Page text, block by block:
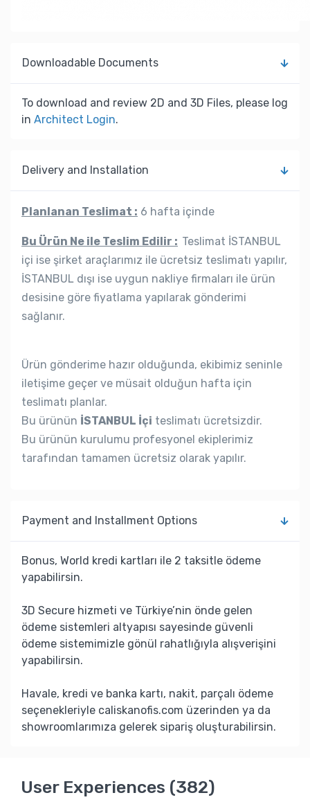
Downloadable Documents
To download and review 2D and 3D Files, please log
in Architect Login.
Delivery and Installation
Planlanan Teslimat : 6 hafta içinde
Bu Ürün Ne ile Teslim Edilir : Teslimat İSTANBUL
içi ise şirket araçlarımız ile ücretsiz teslimatı yapılır,
İSTANBUL dışı ise uygun nakliye firmaları ile ürün
desisine göre fiyatlama yapılarak gönderimi
sağlanır.
Ürün gönderime hazır olduğunda, ekibimiz seninle
iletişime geçer ve müsait olduğun hafta için
teslimatı planlar.
Bu ürünün İSTANBUL İçi teslimatı ücretsizdir.
Bu ürünün kurulumu profesyonel ekiplerimiz
tarafından tamamen ücretsiz olarak yapılır.
Payment and Installment Options
Bonus, World kredi kartları ile 2 taksitle ödeme
yapabilirsin.
3D Secure hizmeti ve Türkiye’nin önde gelen
ödeme sistemleri altyapısı sayesinde güvenli
ödeme sistemimizle gönül rahatlığıyla alışverişini
yapabilirsin.
Havale, kredi ve banka kartı, nakit, parçalı ödeme
seçenekleriyle caliskanofis.com üzerinden ya da
showroomlarımıza gelerek sipariş oluşturabilirsin.
User Experiences (382)